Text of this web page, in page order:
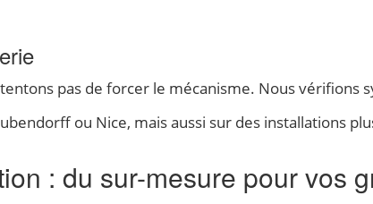
pas de forcer le mécanisme. Nous
ou Nice, mais aussi sur des installations
: du sur-mesure pour vos